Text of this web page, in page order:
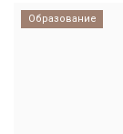
Образование